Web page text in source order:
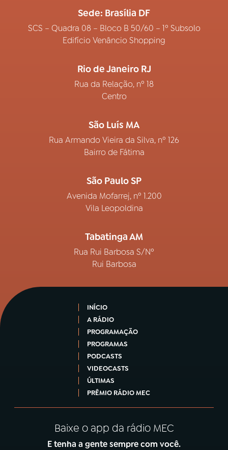
Sede: Brasília DF
SCS – Quadra 08 – Bloco B 50/60 – 1º Subsolo
Edifício Venâncio Shopping
Rio de Janeiro RJ
Rua da Relação, nº 18
Centro
São Luís MA
Rua Armando Vieira da Silva, nº 126
Bairro de Fátima
São Paulo SP
Avenida Mofarrej, nº 1.200
Vila Leopoldina
Tabatinga AM
Rua Rui Barbosa S/Nº
Rui Barbosa
INÍCIO
A RÁDIO
PROGRAMAÇÃO
PROGRAMAS
PODCASTS
VIDEOCASTS
ÚLTIMAS
PRÊMIO RÁDIO MEC
Baixe o app da rádio MEC
E tenha a gente sempre com você.